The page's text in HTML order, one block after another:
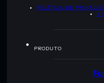
POLÍTICA DE
PRODUTO